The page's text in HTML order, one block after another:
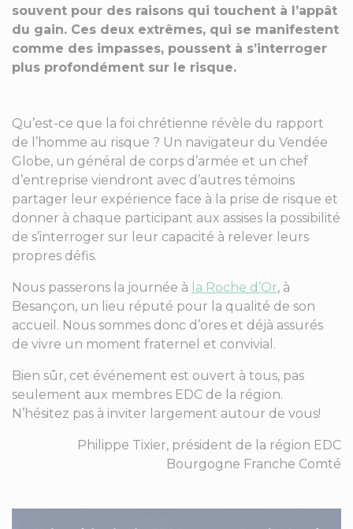
souvent pour des raisons qui touchent à l’appât
du gain. Ces deux extrêmes, qui se manifestent
comme des impasses, poussent à s’interroger
plus profondément sur le risque.
Qu’est-ce que la foi chrétienne révèle du rapport
de l’homme au risque ? Un navigateur du Vendée
Globe, un général de corps d’armée et un chef
d’entreprise viendront avec d’autres témoins
partager leur expérience face à la prise de risque et
donner à chaque participant aux assises la possibilité
de s’interroger sur leur capacité à relever leurs
propres défis.
Nous passerons la journée à a Roche d’Or, à
Besançon, un lieu réputé pour la qualité de son
accueil. Nous sommes donc d’ores et déjà assurés
de vivre un moment fraternel et convivial.
Bien sûr, cet événement est ouvert à tous, pas
seulement aux membres EDC de la région.
N’hésitez pas à inviter largement autour de vous!
Philippe Tixier, président de la région EDC
Bourgogne Franche Comté